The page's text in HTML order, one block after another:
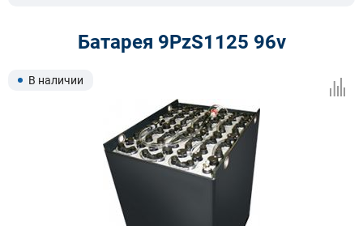
Тип:
Высота, мм:
Батарея 9PzS1125 96v
В наличии